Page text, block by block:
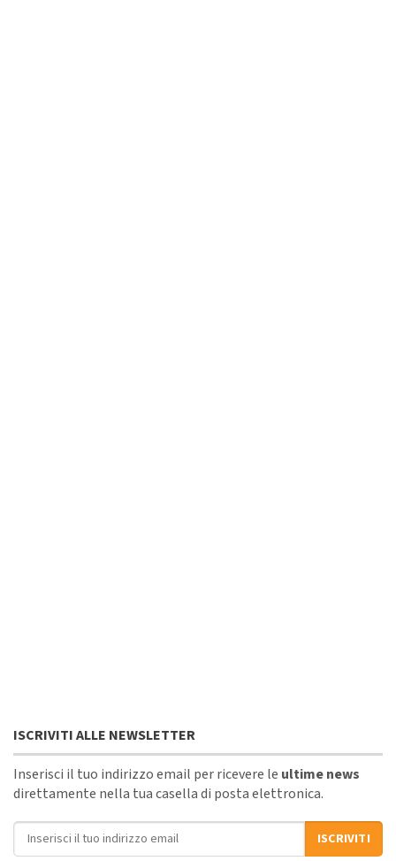
ISCRIVITI ALLE NEWSLETTER
Inserisci il tuo indirizzo email per ricevere le ultime news
direttamente nella tua casella di posta elettronica.
Indirizzo email
ISCRIVITI